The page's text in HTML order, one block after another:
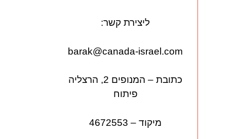
ליצירת קשר:
barak@canada-israel.com
כתובת – המנופים 2, הרצליה
פיתוח
מיקוד – 4672553